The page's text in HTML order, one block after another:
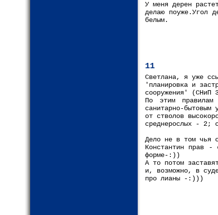
У меня дерен
делаю поуже.Угол
белым.
11
Cветлана, я уже
'планировка и
сооружения' (СНиП
По этим правилам
санитарно-бытовым
от стволов
среднерослых - 2;
Дело не в том чья
Константин прав -
форме-:))
А то потом
и, возможно, в
про лианы -:)))